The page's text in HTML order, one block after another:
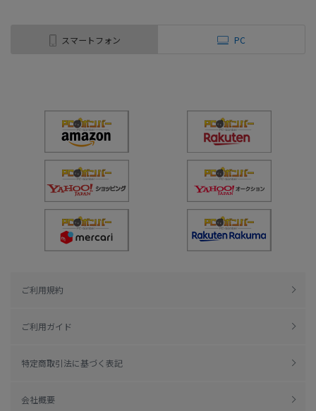
スマートフォン PC
ご利用規約
ご利用ガイド
特定商取引法に基づく表記
会社概要